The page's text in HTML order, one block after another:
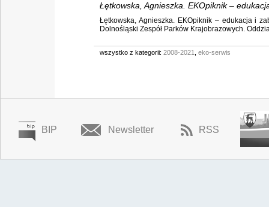
Łętkowska, Agnieszka. EKOpiknik –
Łętkowska, Agnieszka. EKOpiknik – edukacja i
Dolnośląski Zespół Parków Krajobrazowych.
wszystko z kategorii: 2008-2021 eko-serwis
BIP Newsletter RSS